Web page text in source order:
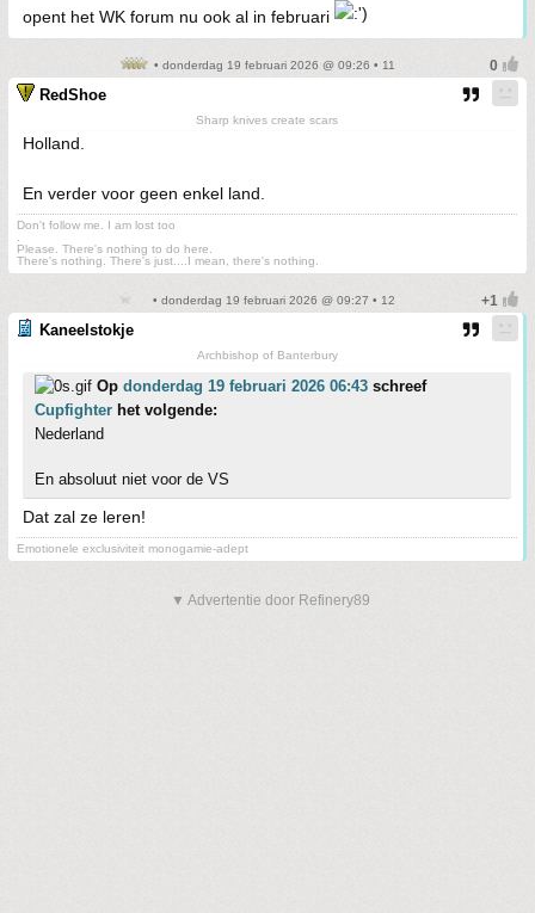
opent het WK forum nu ook al in februari
• donderdag 19 februari 2026 @ 09:26 • 11
RedShoe
Sharp knives create scars
Holland.
En verder voor geen enkel land.
Don't follow me. I am lost too
Please. There's nothing to do here.
There's nothing. There's just....I mean, there's nothing.
• donderdag 19 februari 2026 @ 09:27 • 12
Kaneelstokje
Archbishop of Banterbury
Op donderdag 19 februari 2026 06:43 schreef
Cupfighter het volgende:
Nederland
En absoluut niet voor de VS
Dat zal ze leren!
Emotionele exclusiviteit monogamie-adept
▼ Advertentie door Refinery89